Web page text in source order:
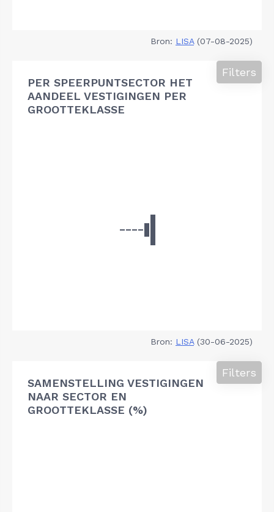
Bron: LISA(07-08-2025)
PER SPEERPUNTSECTOR HET
AANDEEL VESTIGINGEN PER
GROOTTEKLASSE
Filters
Bron: LISA(30-06-2025)
SAMENSTELLING VESTIGINGEN
NAAR SECTOR EN
GROOTTEKLASSE (%)
Filters